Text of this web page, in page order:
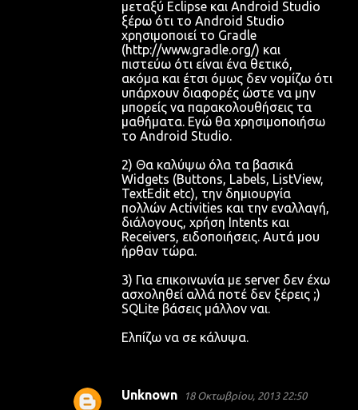
μεταξύ Eclipse και Android Studio
ξέρω ότι το Android Studio
χρησιμοποιεί το Gradle
(http://www.gradle.org/) και
πιστεύω ότι είναι ένα θετικό,
ακόμα και έτσι όμως δεν νομίζω ότι
υπάρχουν διαφορές ώστε να μην
μπορείς να παρακολουθήσεις τα
μαθήματα. Εγώ θα χρησιμοποιήσω
το Android Studio.
2) Θα καλύψω όλα τα βασικά
Widgets (Buttons, Labels, ListView,
TextEdit etc), την δημιουργία
πολλών Activities και την εναλλαγή,
διάλογους, χρήση Intents και
Receivers, ειδοποιήσεις. Αυτά μου
ήρθαν τώρα.
3) Για επικοινωνία με server δεν έχω
ασχοληθεί αλλά ποτέ δεν ξέρεις ;)
SQLite βάσεις μάλλον ναι.
Ελπίζω να σε κάλυψα.
Unknown 18 Οκτωβρίου, 2013 22:50